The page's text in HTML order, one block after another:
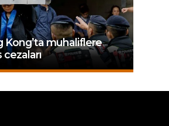
Kong’ta muhaliflere
cezaları